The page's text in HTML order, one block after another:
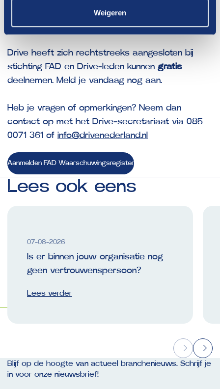
Weigeren
Aanmelden
Drive heeft zich rechtstreeks aangesloten bij
stichting FAD en Drive-leden kunnen gratis
deelnemen. Meld je vandaag nog aan.
Heb je vragen of opmerkingen? Neem dan
contact op met het Drive-secretariaat via 085
0071 361 of info@drivenederland.nl
Aanmelden FAD Waarschuwingsregister
Lees ook eens
07-08-2026
Is er binnen jouw organisatie nog
geen vertrouwenspersoon?
Lees verder
Blijf op de hoogte van actueel branchenieuws. Schrijf je
in voor onze nieuwsbrief!